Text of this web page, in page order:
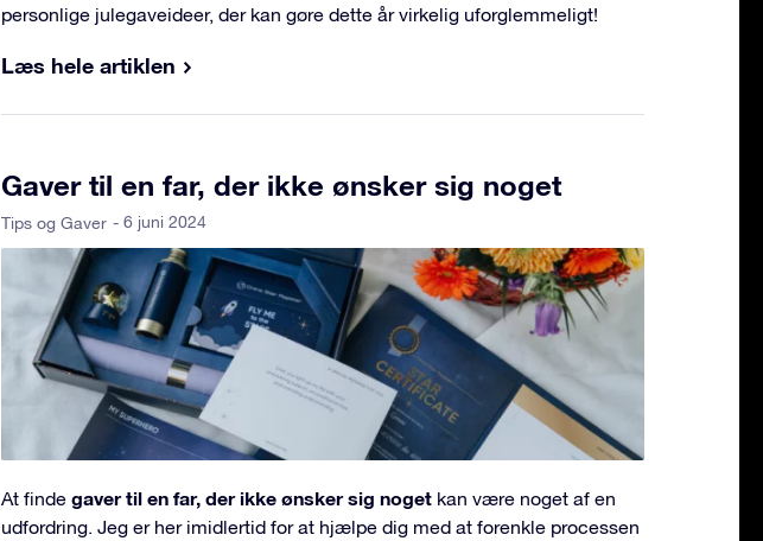
personlige julegaveideer, der kan gøre dette år virkelig uforglemmeligt!
Læs hele artiklen
Gaver til en far, der ikke ønsker sig noget
Tips og Gaver - 6 juni 2024
At finde gaver til en far, der ikke ønsker sig noget kan være noget af en
udfordring. Jeg er her imidlertid for at hjælpe dig med at forenkle processen